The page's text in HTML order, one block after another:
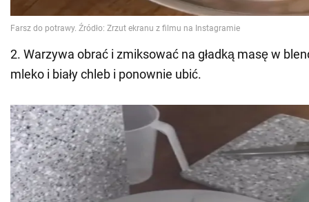
2. Warzywa obrać i zmiksować na gładką masę w
mleko i biały chleb i ponownie ubić.